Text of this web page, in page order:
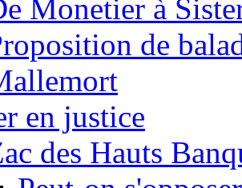
Monetier à
de
en justice
des Hauts